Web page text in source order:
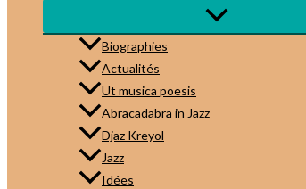
Biographies
Actualités
Ut musica poesis
Abracadabra in Jazz
Djaz Kreyol
Jazz
Idées